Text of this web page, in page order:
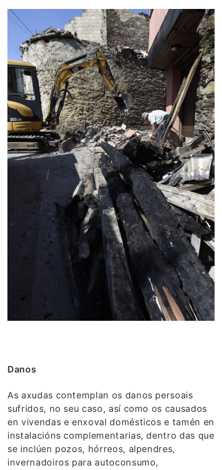
Danos
As axudas contemplan os danos persoais
sufridos, no seu caso, así como os causados
en vivendas e enxoval domésticos e tamén en
instalacións complementarias, dentro das que
se inclúen pozos, hórreos, alpendres,
invernadoiros para autoconsumo,